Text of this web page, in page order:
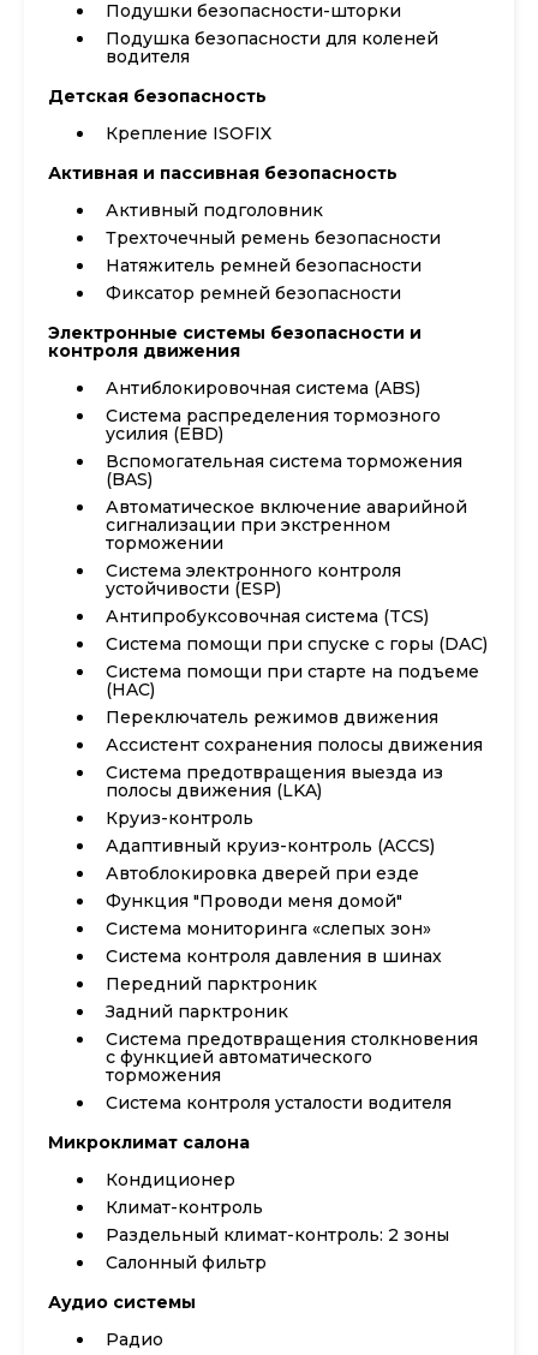
Подушки безопасности-шторки
Подушка безопасности для коленей
водителя
Детская безопасность
Крепление ISOFIX
Активная и пассивная безопасность
Активный подголовник
Трехточечный ремень безопасности
Натяжитель ремней безопасности
Фиксатор ремней безопасности
Электронные системы безопасности и
контроля движения
Антиблокировочная система (ABS)
Система распределения тормозного
усилия (EBD)
Вспомогательная система торможения
(BAS)
Автоматическое включение аварийной
сигнализации при экстренном
торможении
Система электронного контроля
устойчивости (ESP)
Антипробуксовочная система (TCS)
Система помощи при спуске с горы (DAC)
Система помощи при старте на подъеме
(HAC)
Переключатель режимов движения
Ассистент сохранения полосы движения
Система предотвращения выезда из
полосы движения (LKA)
Круиз-контроль
Адаптивный круиз-контроль (ACCS)
Автоблокировка дверей при езде
Функция "Проводи меня домой"
Система мониторинга «слепых зон»
Система контроля давления в шинах
Передний парктроник
Задний парктроник
Система предотвращения столкновения
с функцией автоматического
торможения
Система контроля усталости водителя
Микроклимат салона
Кондиционер
Климат-контроль
Раздельный климат-контроль: 2 зоны
Салонный фильтр
Аудио системы
Радио